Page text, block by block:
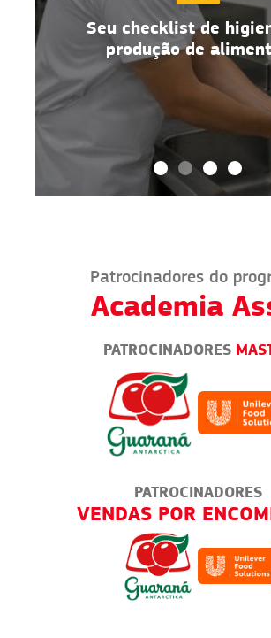
Seu checklist de
produção de
Patrocinadores do
Academia
PATROCINADORES
PATROCINADORES
VENDAS POR